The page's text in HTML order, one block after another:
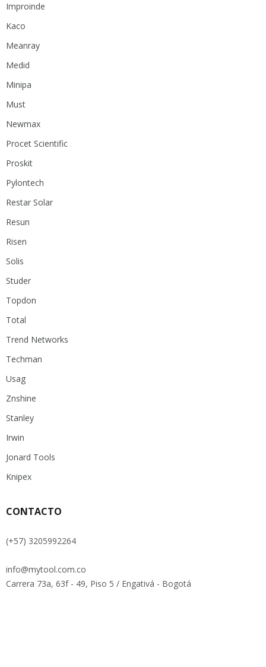
Improinde
Kaco
Meanray
Medid
Minipa
Must
Newmax
Procet Scientific
Proskit
Pylontech
Restar Solar
Resun
Risen
Solis
Studer
Topdon
Total
Trend Networks
Techman
Usag
Znshine
Stanley
Irwin
Jonard Tools
Knipex
CONTACTO
(+57) 3205992264
info@mytool.com.co
Carrera 73a, 63f - 49, Piso 5 / Engativá - Bogotá